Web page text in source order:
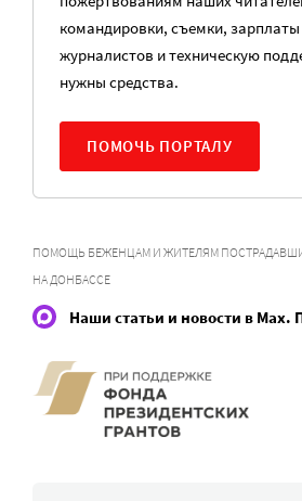
командировки, съемки,
журналистов и техническую
нужны средства.
ПОМОЧЬ ПОРТАЛУ
ПОМОЩЬ БЕЖЕНЦАМ И ЖИТЕЛЯМ
НА ДОНБАССЕ
Наши статьи и новости в Max.